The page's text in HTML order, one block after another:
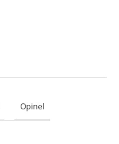
Opinel